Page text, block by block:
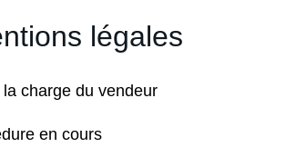
légales
charge du vendeur
en cours